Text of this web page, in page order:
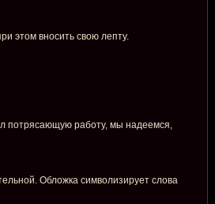
этом вносить свою лепту.
потрясающую работу, мы надеемся,
Обложка символизирует слова